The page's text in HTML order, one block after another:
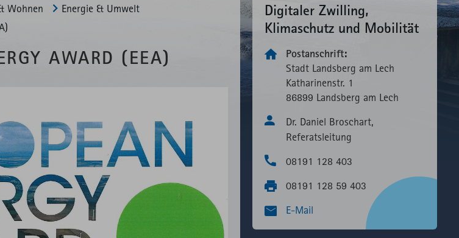
Wohnen
Energie & Umwelt
AWARD (EEA)
Digitaler Zwilling,
Klimaschutz und Mobilität
Postanschrift:
Stadt Landsberg am Lech
Katharinenstr. 1
86899 Landsberg am Lech
Dr. Daniel Broschart,
Referatsleitung
08191 128 403
08191 128 59 403
E-Mail